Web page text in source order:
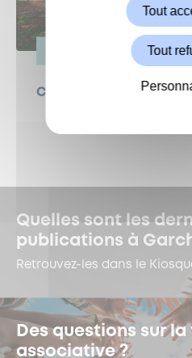
Canicule : protégeons
Quelles sont les
publications à
Retrouvez-les dans le
Des questions sur la
associative ?
Tout
Tout